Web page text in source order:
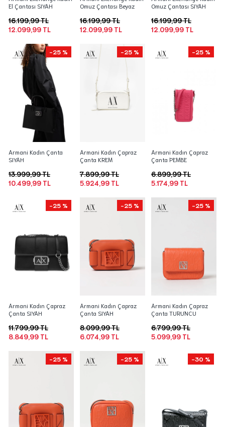
El Çantası SIYAH
12.099,99 TL
16.199,99 TL
Omuz Çantası Beyaz
12.099,99 TL
16.199,99 TL
Omuz Çantası SIYAH
12.099,99 TL
16.199,99 TL
-25 %
Armani Kadın Çanta
SIYAH
10.499,99 TL
13.999,99 TL
-25 %
Armani Kadın Çapraz
Çanta KREM
5.924,99 TL
7.899,99 TL
-25 %
Armani Kadın Çapraz
Çanta PEMBE
5.174,99 TL
6.899,99 TL
-25 %
Armani Kadın Çapraz
Çanta SIYAH
8.849,99 TL
11.799,99 TL
-25 %
Armani Kadın Çapraz
Çanta SIYAH
6.074,99 TL
8.099,99 TL
-25 %
Armani Kadın Çapraz
Çanta TURUNCU
5.099,99 TL
6.799,99 TL
-25 % -25 % -30 %